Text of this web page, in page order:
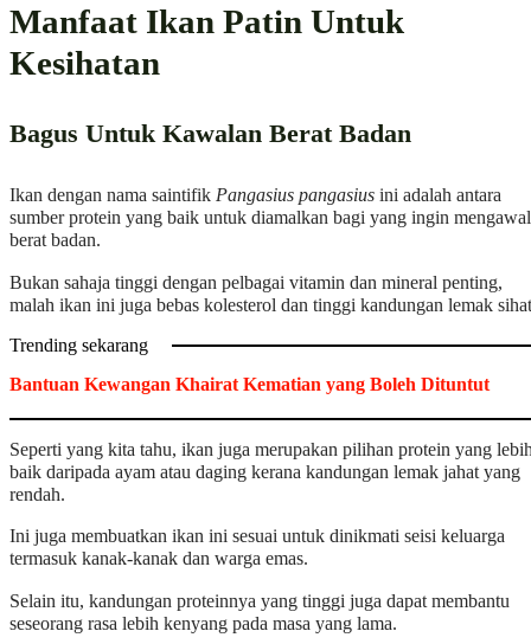
Manfaat Ikan Patin Untuk
Kesihatan
Bagus Untuk Kawalan Berat Badan
Ikan dengan nama saintifik Pangasius pangasius ini adalah antara
sumber protein yang baik untuk diamalkan bagi yang ingin mengawal
berat badan.
Bukan sahaja tinggi dengan pelbagai vitamin dan mineral penting,
malah ikan ini juga bebas kolesterol dan tinggi kandungan lemak
Trending sekarang
Bantuan Kewangan Khairat Kematian yang Boleh Dituntut
Seperti yang kita tahu, ikan juga merupakan pilihan protein yang
baik daripada ayam atau daging kerana kandungan lemak jahat yang
rendah.
Ini juga membuatkan ikan ini sesuai untuk dinikmati seisi keluarga
termasuk kanak-kanak dan warga emas.
Selain itu, kandungan proteinnya yang tinggi juga dapat membantu
seseorang rasa lebih kenyang pada masa yang lama.